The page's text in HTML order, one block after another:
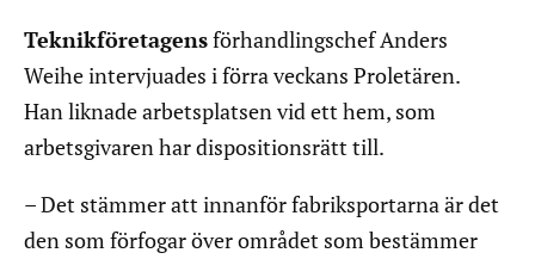
Teknikföretagensförhandlingschef Anders
Weihe intervjuades i förra veckans Proletären.
Han liknade arbetsplatsen vid ett hem, som
arbetsgivaren har dispositionsrätt till.
– Det stämmer att innanför fabriksportarna är det
den som förfogar över området som bestämmer